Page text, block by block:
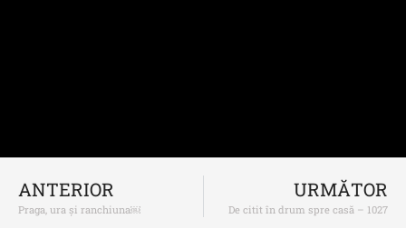
ANTERIOR
Praga, ura și ranchiuna￼
URMĂTOR
De citit în drum spre casă – 1027